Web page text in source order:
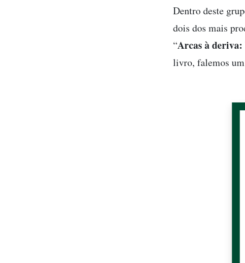
Dentro deste
dois dos mais
“Arcas à deriva:
livro, falemos